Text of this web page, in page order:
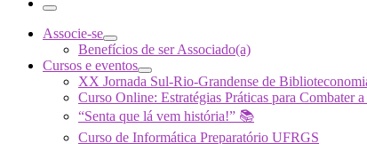
Menu
Associe-se
Benefícios de ser Associado(a)
Cursos e eventos
XX Jornada Sul-Rio-Grandense de
Curso Online: Estratégias Práticas para
“Senta que lá vem história!” 📚
Curso de Informática Preparatório UFRGS